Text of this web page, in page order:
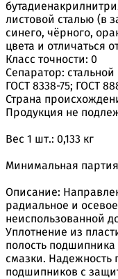
листовой сталью (в
синего, чёрного,
цвета и отличаться
Класс точности: 0
Сепаратор: стальной
ГОСТ 8338-75; ГОСТ
Страна
Продукция не
Вес 1 шт.: 0,133 кг
Минимальная
Описание:
радиальное и
неиспользованной
Уплотнение из
полость
смазки. Надежность
подшипников с